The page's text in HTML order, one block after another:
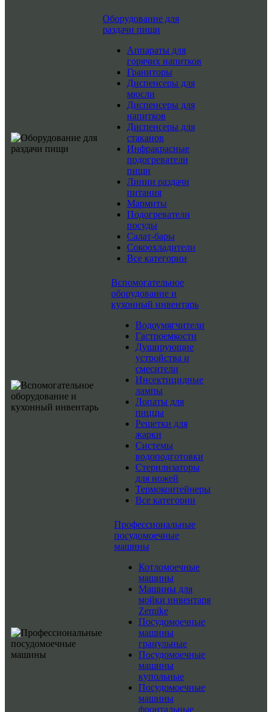
Оборудование для
раздачи пищи
Аппараты для
горячих напитков
Граниторы
Диспенсеры для
мюсли
Диспенсеры для
напитков
Диспенсеры для
стаканов
Инфракрасные
подогреватели
пищи
Линии раздачи
питания
Мармиты
Подогреватели
посуды
Салат-бары
Сокоохладители
Все категории
Вспомогательное
оборудование и
кухонный инвентарь
Водоумягчители
Гастроемкости
Душирующие
устройства и
смесители
Инсектицидные
лампы
Лопаты для
пиццы
Решетки для
жарки
Системы
водоподготовки
Стерилизаторы
для ножей
Термоконтейнеры
Все категории
Профессиональные
посудомоечные
машины
Котломоечные
машины
Машины для
мойки инвентаря
Zernike
Посудомоечные
машины
гранульные
Посудомоечные
машины
купольные
Посудомоечные
машины
фронтальные